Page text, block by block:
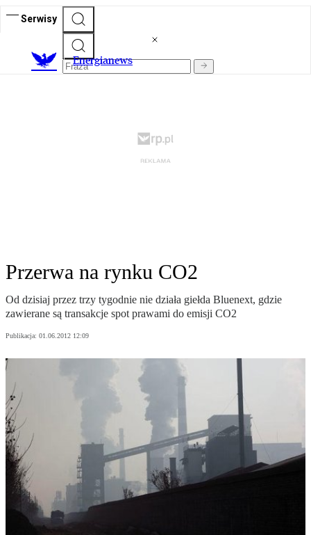
Serwisy
Energianews
Przerwa na rynku CO2
Od dzisiaj przez trzy tygodnie nie działa giełda Bluenext, gdzie
zawierane są transakcje spot prawami do emisji CO2
Publikacja: 01.06.2012 12:09